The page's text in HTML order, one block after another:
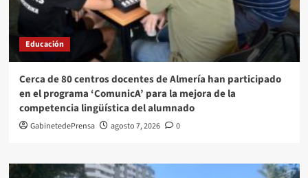
Educación
Cerca de 80 centros docentes de Almería han participado
en el programa ‘ComunicA’ para la mejora de la
competencia lingüística del alumnado
GabinetedePrensa agosto 7, 2026 0